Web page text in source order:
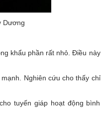
Dương
khẩu phần rất nhỏ. Điều này
Nghiên cứu cho thấy chỉ
tuyến giáp hoạt động bình